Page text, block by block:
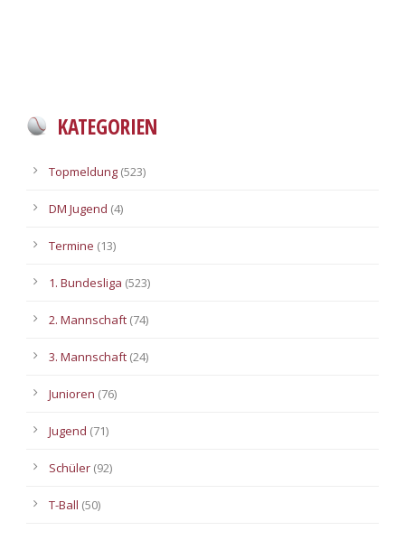
KATEGORIEN
Topmeldung (523)
DM Jugend (4)
Termine (13)
1. Bundesliga (523)
2. Mannschaft (74)
3. Mannschaft (24)
Junioren (76)
Jugend (71)
Schüler (92)
T-Ball (50)